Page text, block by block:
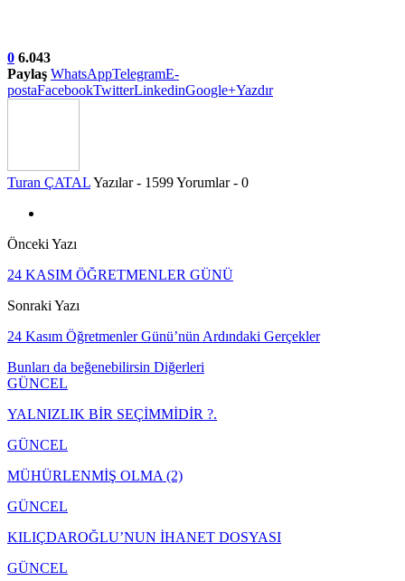
0 6.043
Paylaş WhatsAppTelegramE-
postaFacebookTwitterLinkedinGoogle+Yazdır
Turan ÇATALYazılar - 1599Yorumlar - 0
Önceki Yazı
24 KASIM ÖĞRETMENLER GÜNÜ
Sonraki Yazı
24 Kasım Öğretmenler Günü’nün Ardındaki Gerçekler
Bunları da beğenebilirsin Diğerleri
GÜNCEL
YALNIZLIK BİR SEÇİMMİDİR ?.
GÜNCEL
MÜHÜRLENMİŞ OLMA (2)
GÜNCEL
KILIÇDAROĞLU’NUN İHANET DOSYASI
GÜNCEL